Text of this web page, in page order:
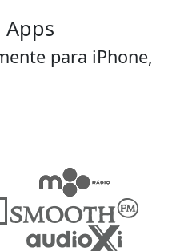
Apps
para iPhone,